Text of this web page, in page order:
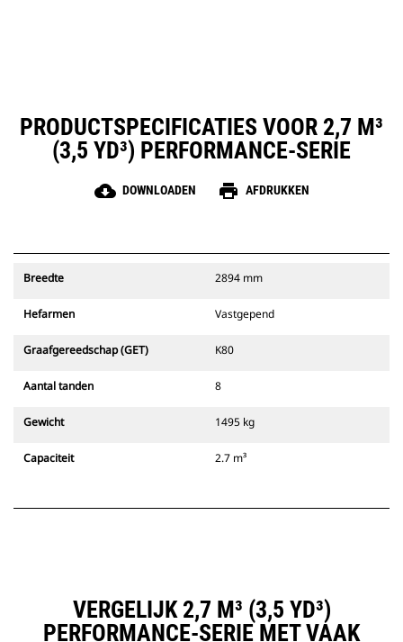
PRODUCTSPECIFICATIES VOOR 2,7 M³
(3,5 YD³) PERFORMANCE-SERIE
cloud_download DOWNLOADEN print AFDRUKKEN
Breedte 2894 mm
Hefarmen Vastgepend
Graafgereedschap (GET) K80
Aantal tanden 8
Gewicht 1495 kg
Capaciteit 2.7 m³
VERGELIJK 2,7 M³ (3,5 YD³)
PERFORMANCE-SERIE MET VAAK